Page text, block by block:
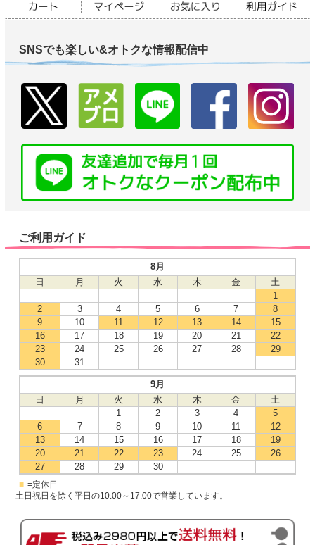
SNSでも楽しい&オトクな情報配信中
ご利用ガイド
8月
日
月 火 水 木 金
土
1
2
3 4 5 6 7
8
9
10 11 12 13 14
15
16
17 18 19 20 21
22
23
24 25 26 27 28
29
30
31
9月
日
月 火 水 木 金
土
1
2 3 4
5
6
7 8 9 10 11
12
13
14 15 16 17 18
19
20
21 22 23 24 25
26
27
28 29 30
■ =定休日
土日祝日を除く平日の10:00～17:00で営業しています。